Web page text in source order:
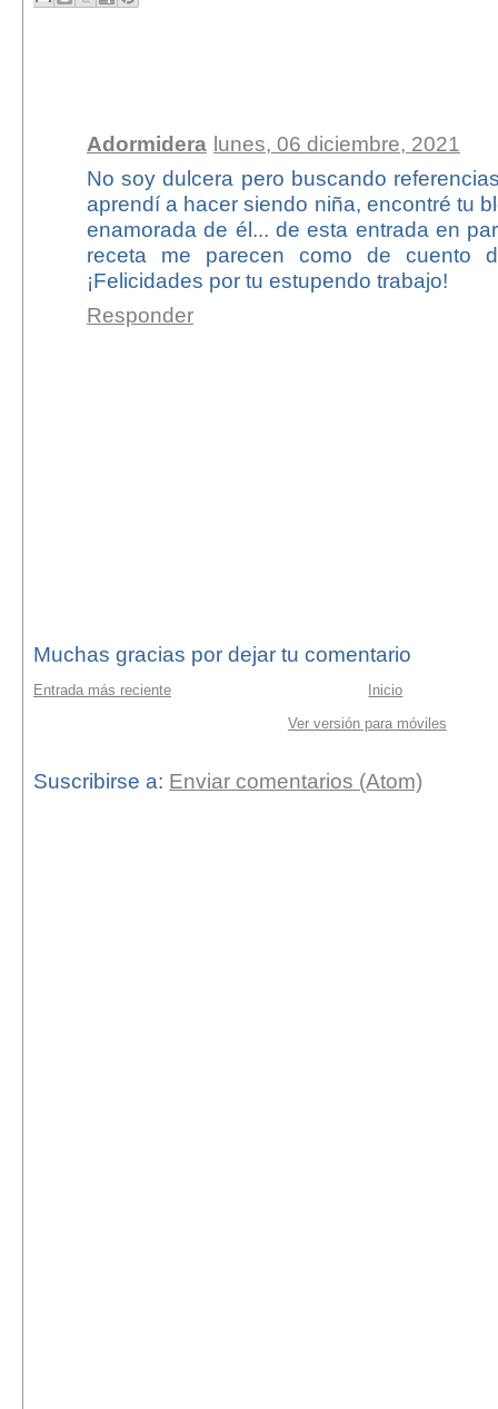
Adormidera lunes, 06 diciembre, 2021
No soy dulcera pero buscando
aprendí a hacer siendo niña, encontré tu
enamorada de él... de esta entrada en
receta me parecen como de cuento
¡Felicidades por tu estupendo trabajo!
Responder
Muchas gracias por dejar tu comentario
Entrada más reciente
Inicio
Ver versión para móviles
Suscribirse a: Enviar comentarios (Atom)